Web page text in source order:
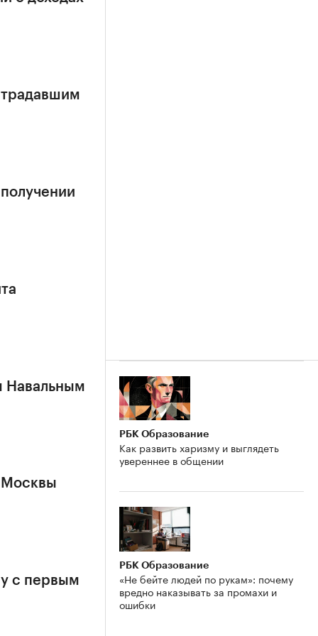
Навальным
Москвы
с первым
РБК Образование
Как развить харизму и выглядеть
увереннее в общении
РБК Образование
«Не бейте людей по рукам»: почему
вредно наказывать за промахи и
ошибки